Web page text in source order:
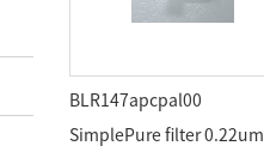
BLR147apcpal00
SimplePure filter 0.22um